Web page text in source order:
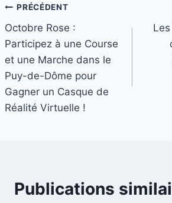
Navigation
de
l’article
PRÉCÉDENT
Octobre Rose :
Participez à une Course
et une Marche dans le
Puy-de-Dôme pour
Gagner un Casque de
Réalité Virtuelle !
Publications